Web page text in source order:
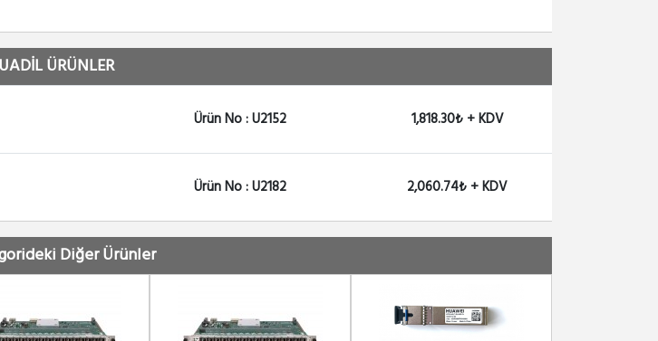
ÜRÜNLER
Ürün No : U2152 1,818.30₺ + KDV
Ürün No : U2182 2,060.74₺ + KDV
Diğer Ürünler